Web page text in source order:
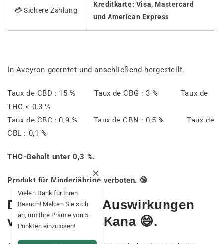
💳 Sichere Zahlung
Kreditkarte: Visa, Mastercard
und American Express
In Aveyron geerntet und anschließend hergestellt.
Taux de CBD : 15 % Taux de CBG : 3 % Taux de
THC < 0,3 %
Taux de CBC : 0,9 % Taux de CBN : 0,5 % Taux de
CBL : 0,1 %
THC-Gehalt unter 0,3 %.
Produkt für Minderjährige verboten. 🔞
Die möglichen Auswirkungen
von Aya Mama Kana 😄.
Vielen Dank für Ihren
Besuch! Melden Sie sich
an, um Ihre Prämie von 5
Punkten einzulösen!